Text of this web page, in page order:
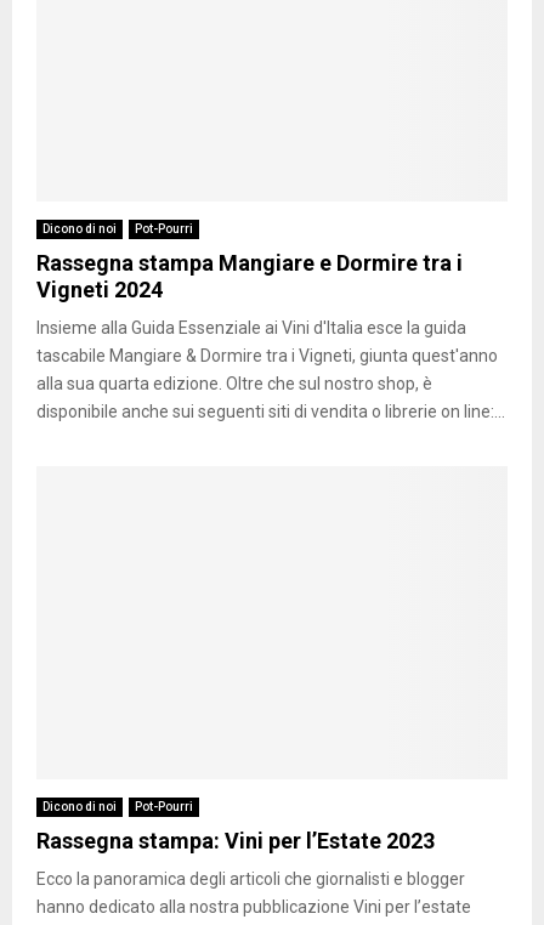
Dicono di noi Pot-Pourri
Rassegna stampa Mangiare e Dormire tra i
Vigneti 2024
Insieme alla Guida Essenziale ai Vini d'Italia esce la guida
tascabile Mangiare & Dormire tra i Vigneti, giunta quest'anno
alla sua quarta edizione. Oltre che sul nostro shop, è
disponibile anche sui seguenti siti di vendita o librerie on line:...
Dicono di noi Pot-Pourri
Rassegna stampa: Vini per l’Estate 2023
Ecco la panoramica degli articoli che giornalisti e blogger
hanno dedicato alla nostra pubblicazione Vini per l’estate